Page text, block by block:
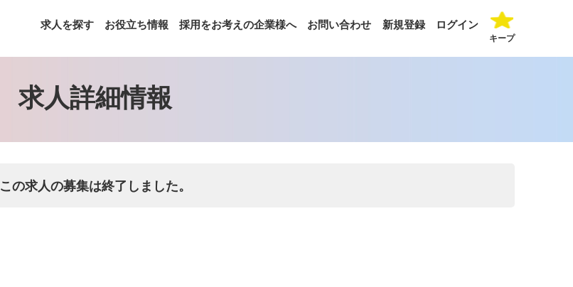
求人を探す お役立ち情報 採用をお考えの企業様へ お問い合わせ 新規登録 ログイン
キープ
求人詳細情報
この求人の募集は終了しました。